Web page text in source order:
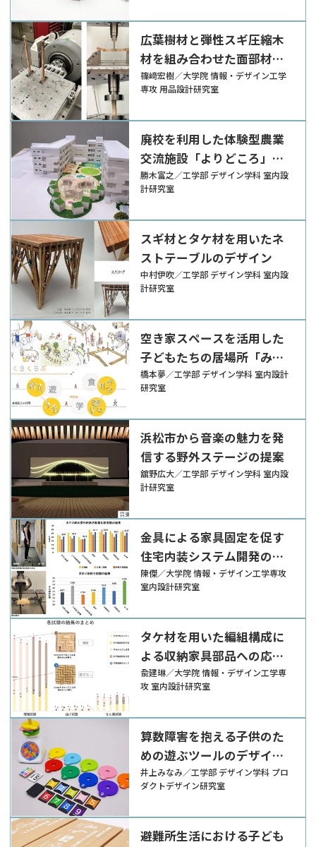
広葉樹材と弾性スギ圧縮木
材を組み合わせた面部材に
よる転倒リスク軽減家具の
開発
篠﨑宏樹／大学院 情報・デザイン工学
専攻 用品設計研究室
廃校を利用した体験型農業
交流施設「よりどころ」の
提案
勝木富之／工学部 デザイン学科 室内設
計研究室
スギ材とタケ材を用いたネ
ストテーブルのデザイン
中村伊吹／工学部 デザイン学科 室内設
計研究室
空き家スペースを活用した
子どもたちの居場所「みち
くさくらぶ」の提案
橋本夢／工学部 デザイン学科 室内設計
研究室
浜松市から音楽の魅力を発
信する野外ステージの提案
舘野広大／工学部 デザイン学科 室内設
計研究室
金具による家具固定を促す
住宅内装システム開発のた
めの基礎的研究
陳傑／大学院 情報・デザイン工学専攻
室内設計研究室
タケ材を用いた編組構成に
よる収納家具部品への応用
可能性検討
兪建琳／大学院 情報・デザイン工学専
攻 室内設計研究室
算数障害を抱える子供のた
めの遊ぶツールのデザイン
提案
井上みなみ／工学部 デザイン学科 プロ
ダクトデザイン研究室
避難所生活における子ども